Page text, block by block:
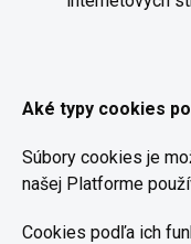
Aké typy cookies
Súbory cookies je
našej Platforme
Cookies podľa ich